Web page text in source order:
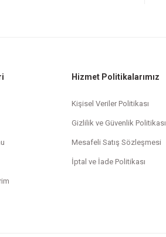
Hizmet Politikalarımız
Kişisel Veriler Politikası
Gizlilik ve Güvenlik Politikası
Mesafeli Satış Sözleşmesi
İptal ve İade Politikası